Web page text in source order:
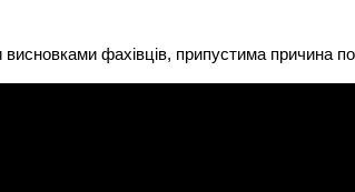
фахівців, припустима причина